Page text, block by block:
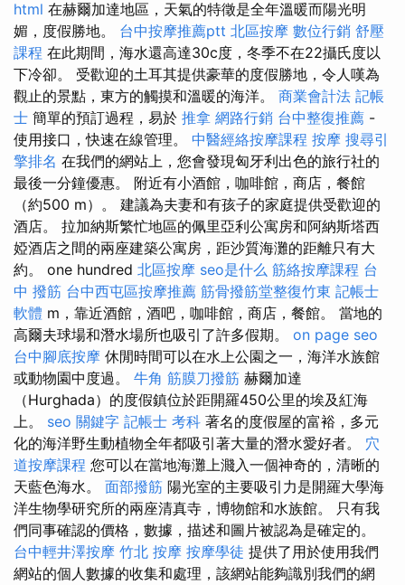
html 在赫爾加達地區，天氣的特徵是全年溫暖而陽光明
媚，度假勝地。 台中按摩推薦ptt 北區按摩 數位行銷 舒壓
課程 在此期間，海水還高達30c度，冬季不在22攝氏度以
下冷卻。 受歡迎的土耳其提供豪華的度假勝地，令人嘆為
觀止的景點，東方的觸摸和溫暖的海洋。 商業會計法 記帳
士 簡單的預訂過程，易於 推拿 網路行銷 台中整復推薦 -
使用接口，快速在線管理。 中醫經絡按摩課程 按摩 搜尋引
擎排名 在我們的網站上，您會發現匈牙利出色的旅行社的
最後一分鐘優惠。 附近有小酒館，咖啡館，商店，餐館
（約500 m）。 建議為夫妻和有孩子的家庭提供受歡迎的
酒店。 拉加納斯繁忙地區的佩里亞利公寓房和阿納斯塔西
婭酒店之間的兩座建築公寓房，距沙質海灘的距離只有大
約。 one hundred 北區按摩 seo是什么 筋絡按摩課程 台
中 撥筋 台中西屯區按摩推薦 筋骨撥筋堂整復竹東 記帳士
軟體 m，靠近酒館，酒吧，咖啡館，商店，餐館。 當地的
高爾夫球場和潛水場所也吸引了許多假期。 on page seo
台中腳底按摩 休閒時間可以在水上公園之一，海洋水族館
或動物園中度過。 牛角 筋膜刀撥筋 赫爾加達
（Hurghada）的度假鎮位於距開羅450公里的埃及紅海
上。 seo 關鍵字 記帳士 考科 著名的度假屋的富裕，多元
化的海洋野生動植物全年都吸引著大量的潛水愛好者。 穴
道按摩課程 您可以在當地海灘上濺入一個神奇的，清晰的
天藍色海水。 面部撥筋 陽光室的主要吸引力是開羅大學海
洋生物學研究所的兩座清真寺，博物館和水族館。 只有我
們同事確認的價格，數據，描述和圖片被認為是確定的。
台中輕井澤按摩 竹北 按摩 按摩學徒 提供了用於使用我們
網站的個人數據的收集和處理，該網站能夠識別我們的網